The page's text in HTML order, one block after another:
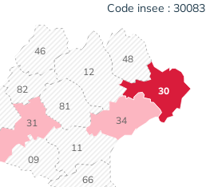
Code insee : 30083
09
11
12
30
31 34
46
48
66
81
82